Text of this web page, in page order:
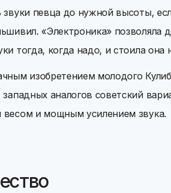
звуки певца до нужной высоты,
«Электроника» позволяла
тогда, когда надо, и стоила она
изобретением молодого
западных аналогов советский
весом и мощным усилением звука.